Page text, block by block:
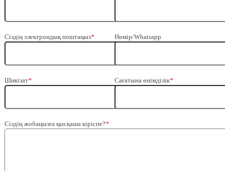
Сіздің электрондық поштаңыз* Нөмір/Whatsapp
Шикізат* Сағатына өнімділік*
Сіздің жобаңызға қысқаша кіріспе?*